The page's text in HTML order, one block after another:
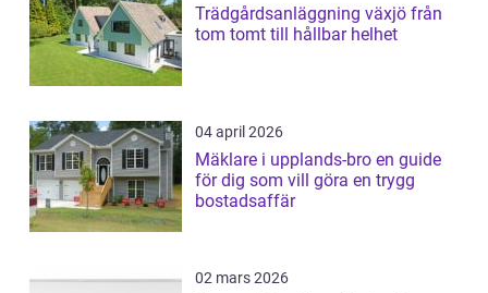
Trädgårdsanläggning växjö från
tom tomt till hållbar helhet
04 april 2026
Mäklare i upplands-bro en guide
för dig som vill göra en trygg
bostadsaffär
02 mars 2026